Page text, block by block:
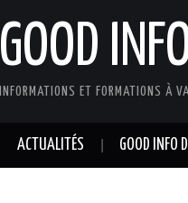
GOOD
INFORMATIONS ET FORMATIONS À
ACTUALITÉS GOOD INFO